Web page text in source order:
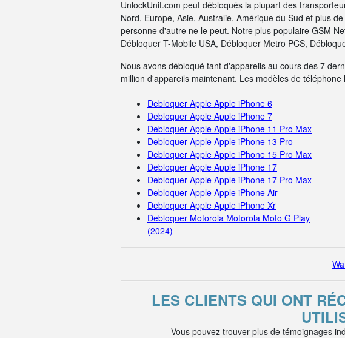
UnlockUnit.com peut débloqués la plupart des
Nord, Europe, Asie, Australie, Amérique du Sud et plus
personne d'autre ne le peut. Notre plus populaire GSM
Débloquer T-Mobile USA, Débloquer Metro PCS,
Nous avons débloqué tant d'appareils au cours des 7
million d'appareils maintenant. Les modèles de
Debloquer Apple Apple iPhone 6
Debloquer Apple Apple iPhone 7
Debloquer Apple Apple iPhone 11 Pro Max
Debloquer Apple Apple iPhone 13 Pro
Debloquer Apple Apple iPhone 15 Pro Max
Debloquer Apple Apple iPhone 17
Debloquer Apple Apple iPhone 17 Pro Max
Debloquer Apple Apple iPhone Air
Debloquer Apple Apple iPhone Xr
Debloquer Motorola Motorola Moto G Play
(2024)
LES CLIENTS QUI ONT
Vous pouvez trouver plus de témoignages